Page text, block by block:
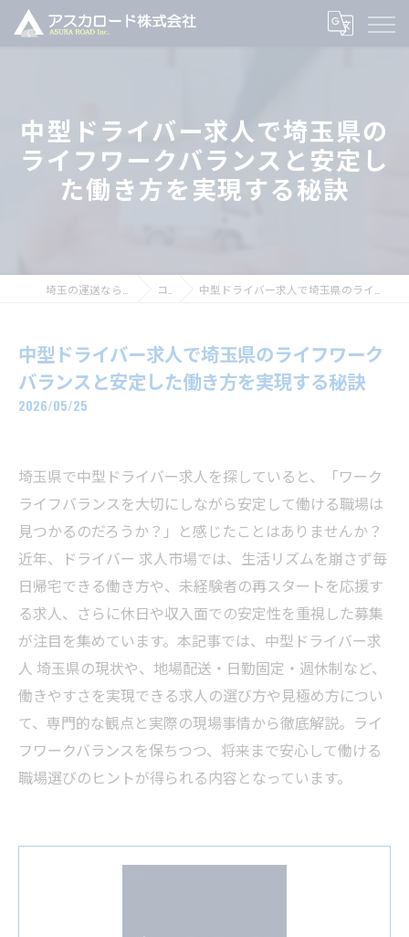
中型ドライバー求人で埼玉県の
ライフワークバランスと安定し
た働き方を実現する秘訣
コラム 中型ドライバー求人で埼玉県のライフワークバランスと安定した働き方を実現する秘訣
中型ドライバー求人で埼玉県のライフワーク
バランスと安定した働き方を実現する秘訣
2026/05/25
埼玉県で中型ドライバー求人を探していると、「ワーク
ライフバランスを大切にしながら安定して働ける職場は
見つかるのだろうか？」と感じたことはありませんか？
近年、ドライバー 求人市場では、生活リズムを崩さず毎
日帰宅できる働き方や、未経験者の再スタートを応援す
る求人、さらに休日や収入面での安定性を重視した募集
が注目を集めています。本記事では、中型ドライバー求
人 埼玉県の現状や、地場配送・日勤固定・週休制など、
働きやすさを実現できる求人の選び方や見極め方につい
て、専門的な観点と実際の現場事情から徹底解説。ライ
フワークバランスを保ちつつ、将来まで安心して働ける
職場選びのヒントが得られる内容となっています。